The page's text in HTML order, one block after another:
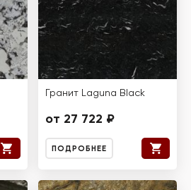
Гранит Laguna Black
от 27 722 ₽
ПОДРОБНЕЕ